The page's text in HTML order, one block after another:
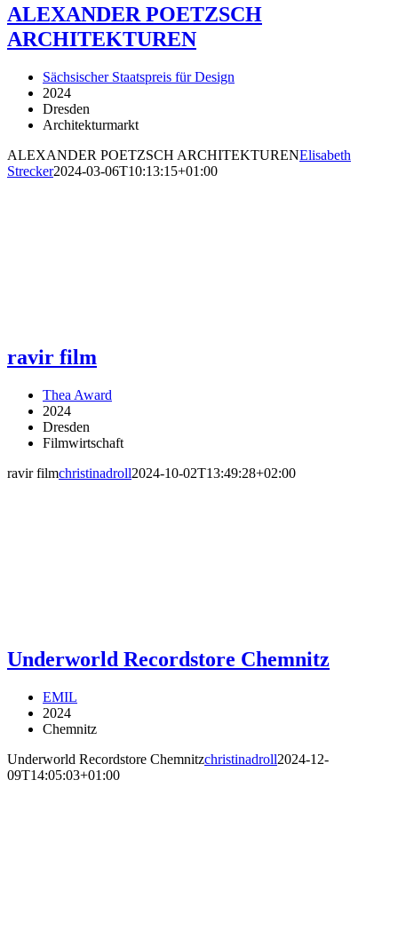
ALEXANDER POETZSCH
ARCHITEKTUREN
Sächsischer Staatspreis für Design
2024
Dresden
Architekturmarkt
ALEXANDER POETZSCH ARCHITEKTURENElisabeth
Strecker2024-03-06T10:13:15+01:00
ravir film
Thea Award
2024
Dresden
Filmwirtschaft
ravir filmchristinadroll2024-10-02T13:49:28+02:00
Underworld Recordstore Chemnitz
EMIL
2024
Chemnitz
Underworld Recordstore Chemnitzchristinadroll2024-12-
09T14:05:03+01:00